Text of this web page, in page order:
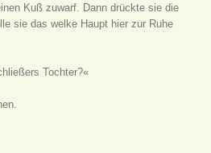
Kuß zuwarf. Dann drückte sie die
sie das welke Haupt hier zur Ruhe
Tochter?«